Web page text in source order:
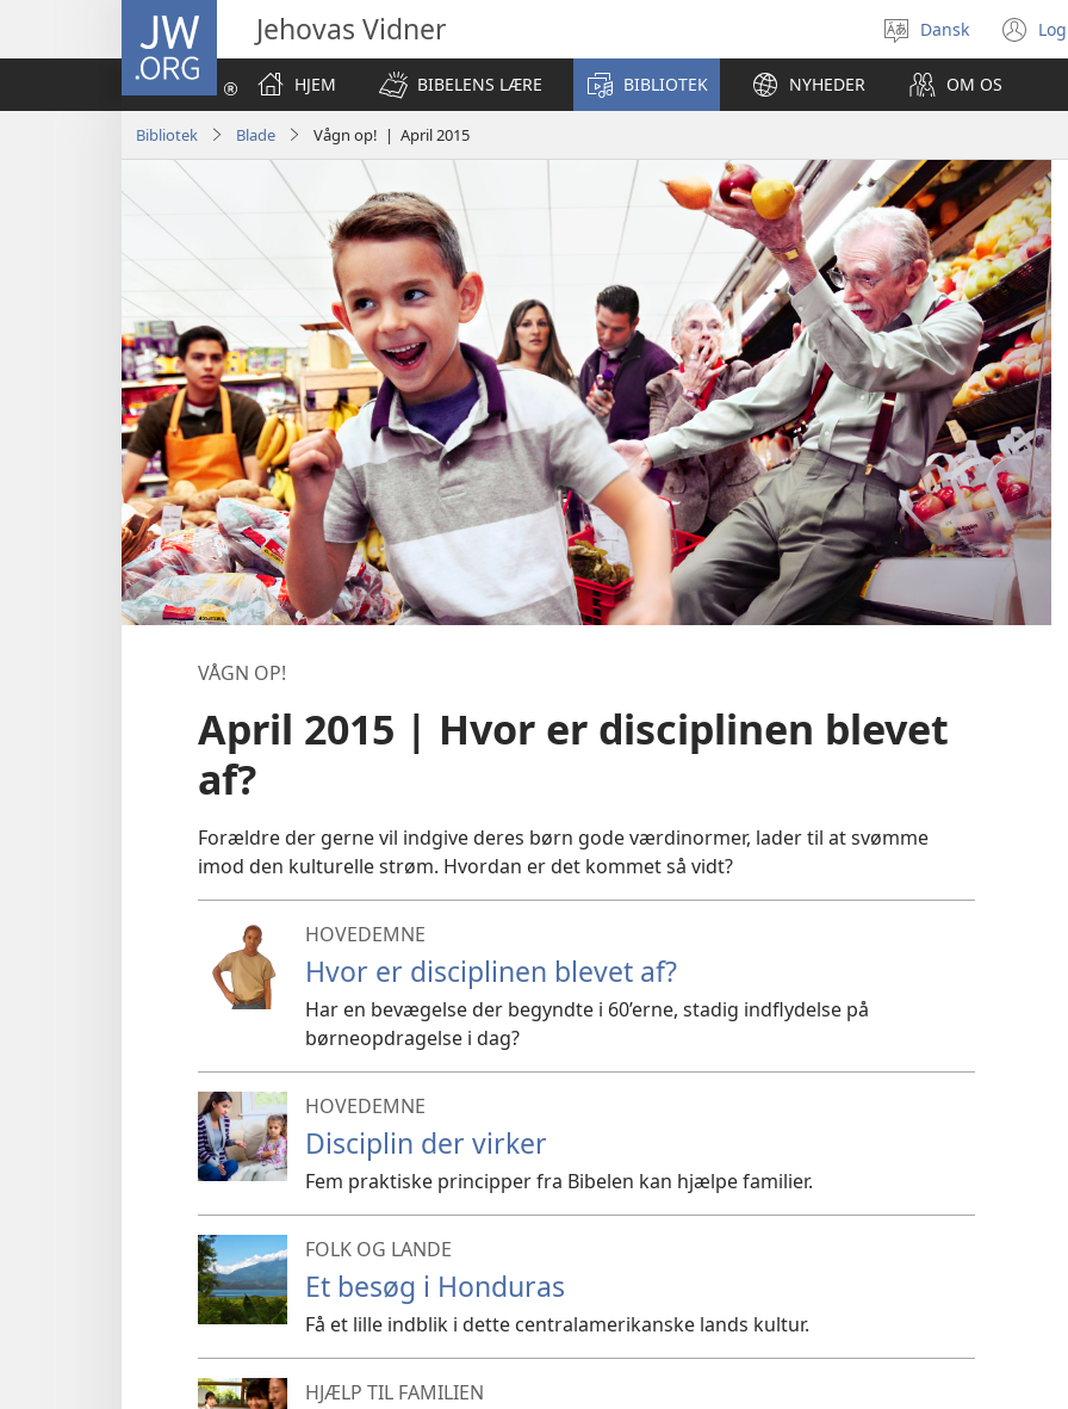
JW.ORG Jehovas Vidner
Vælg
sprog
Dansk
HJEM
BIBELENS LÆRE BIBLIOTEK NYHEDER OM OS
Bibliotek Blade Vågn op! | April 2015
VÅGN OP!
April 2015 | Hvor er disciplinen blevet
af?
Forældre der gerne vil indgive deres børn gode værdinormer, lader til at svømme
imod den kulturelle strøm. Hvordan er det kommet så vidt?
HOVEDEMNE
Hvor er disciplinen blevet af?
Har en bevægelse der begyndte i 60’erne, stadig indflydelse på
børneopdragelse i dag?
HOVEDEMNE
Disciplin der virker
Fem praktiske principper fra Bibelen kan hjælpe familier.
FOLK OG LANDE
Et besøg i Honduras
Få et lille indblik i dette centralamerikanske lands kultur.
HJÆLP TIL FAMILIEN